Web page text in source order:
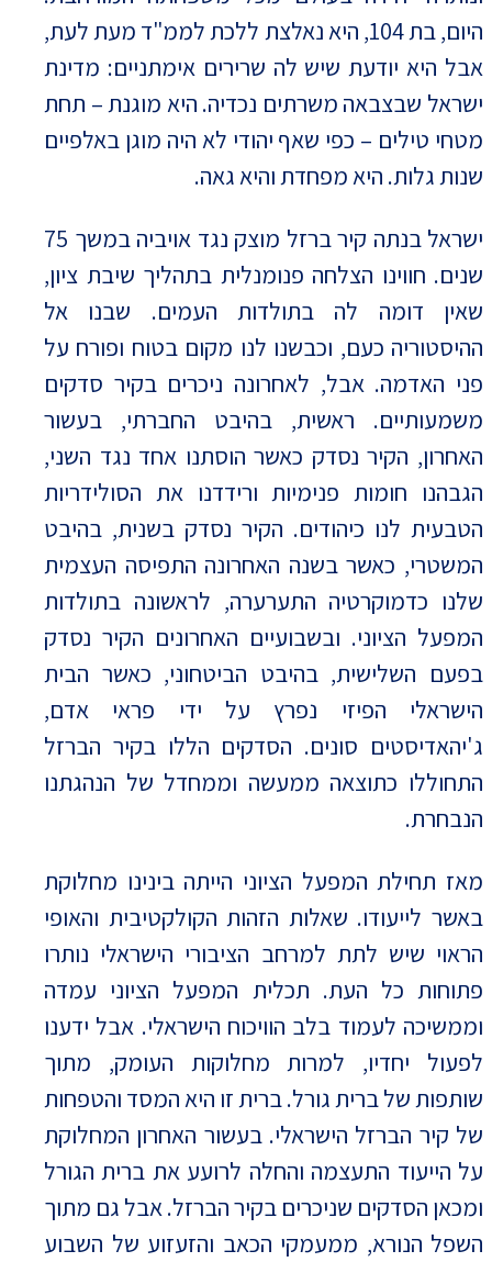
היום, בת 104, היא נאלצת ללכת לממ"ד מעת לעת,
אבל היא יודעת שיש לה שרירים אימתניים: מדינת
ישראל שבצבאה משרתים נכדיה. היא מוגנת – תחת
מטחי טילים – כפי שאף יהודי לא היה מוגן באלפיים
שנות גלות. היא מפחדת והיא גאה.
ישראל בנתה קיר ברזל מוצק נגד אויביה במשך 75
שנים. חווינו הצלחה פנומנלית בתהליך שיבת ציון,
שאין דומה לה בתולדות העמים. שבנו אל
ההיסטוריה כעם, וכבשנו לנו מקום בטוח ופורח על
פני האדמה. אבל, לאחרונה ניכרים בקיר סדקים
משמעותיים. ראשית, בהיבט החברתי, בעשור
האחרון, הקיר נסדק כאשר הוסתנו אחד נגד השני,
הגבהנו חומות פנימיות ורידדנו את הסולידריות
הטבעית לנו כיהודים. הקיר נסדק בשנית, בהיבט
המשטרי, כאשר בשנה האחרונה התפיסה העצמית
שלנו כדמוקרטיה התערערה, לראשונה בתולדות
המפעל הציוני. ובשבועיים האחרונים הקיר נסדק
בפעם השלישית, בהיבט הביטחוני, כאשר הבית
הישראלי הפיזי נפרץ על ידי פראי אדם,
ג'יהאדיסטים סונים. הסדקים הללו בקיר הברזל
התחוללו כתוצאה ממעשה וממחדל של הנהגתנו
הנבחרת.
מאז תחילת המפעל הציוני הייתה בינינו מחלוקת
באשר לייעודו. שאלות הזהות הקולקטיבית והאופי
הראוי שיש לתת למרחב הציבורי הישראלי נותרו
פתוחות כל העת. תכלית המפעל הציוני עמדה
וממשיכה לעמוד בלב הוויכוח הישראלי. אבל ידענו
לפעול יחדיו, למרות מחלוקות העומק, מתוך
שותפות של ברית גורל. ברית זו היא המסד והטפחות
של קיר הברזל הישראלי. בעשור האחרון המחלוקת
על הייעוד התעצמה והחלה לרועע את ברית הגורל
ומכאן הסדקים שניכרים בקיר הברזל. אבל גם מתוך
השפל הנורא, ממעמקי הכאב והזעזוע של השבוע